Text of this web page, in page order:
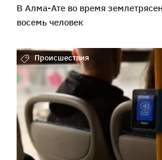
В Алма-Ате во время
восемь человек
Происшествия